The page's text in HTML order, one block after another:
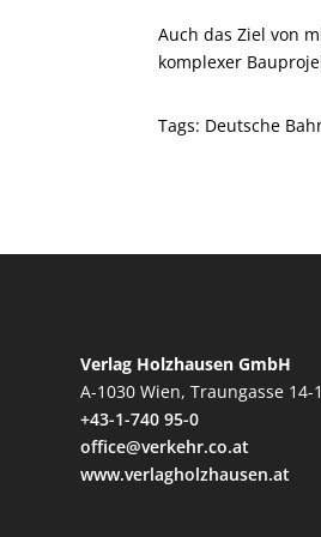
Auch das Ziel von
komplexer
Tags: Deutsche
Verlag Holzhausen GmbH
A-1030 Wien, Traungasse 14-
+43-1-740 95-0
office@verkehr.co.at
www.verlagholzhausen.at